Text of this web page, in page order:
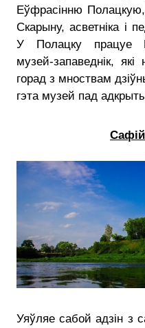
Еўфрасінню
Скарыну, асветніка і
У Полацку працуе
музей-запаведнік,
горад з мноствам
гэта музей пад
Уяўляе сабой адзін з